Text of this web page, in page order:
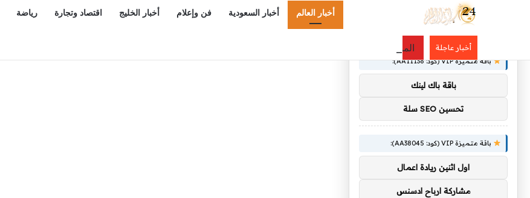
أخبار العالم أخبار السعودية فن وإعلام أخبار الخليج اقتصاد وتجارة رياضة
أخبار عاجلة المملكة تتصدر أولمبياد العلوم النووية الدولي وتحصد الذهب في جدة
باقة متميزة VIP (كود: AA11138):
باقة باك لينك
تحسين SEO سلة
باقة متميزة VIP (كود: AA38045):
اول اثنين ريادة اعمال
مشاركة ارباح ادسنس